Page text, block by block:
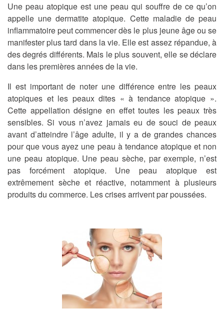
Une peau atopique est une peau qui souffre de ce qu’on
appelle une dermatite atopique. Cette maladie de peau
inflammatoire peut commencer dès le plus jeune âge ou se
manifester plus tard dans la vie. Elle est assez répandue, à
des degrés différents. Mais le plus souvent, elle se déclare
dans les premières années de la vie.
Il est important de noter une différence entre les peaux
atopiques et les peaux dites « à tendance atopique ».
Cette appellation désigne en effet toutes les peaux très
sensibles. Si vous n’avez jamais eu de souci de peaux
avant d’atteindre l’âge adulte, il y a de grandes chances
pour que vous ayez une peau à tendance atopique et non
une peau atopique. Une peau sèche, par exemple, n’est
pas forcément atopique. Une peau atopique est
extrêmement sèche et réactive, notamment à plusieurs
produits du commerce. Les crises arrivent par poussées.